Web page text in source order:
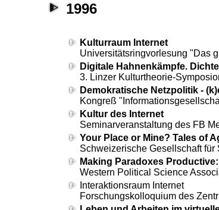
1996
Kulturraum Internet
Universitätsringvorlesung "Das
Digitale Hahnenkämpfe.
3. Linzer Kulturtheorie-
Demokratische Netzpolitik -
Kongreß "
Kultur des Internet
Seminarveranstaltung des FB
Your Place or Mine? Tales of
Schweizerische Gesellschaft
Making Paradoxes
Western Political Science
Interaktionsraum Internet
Forschungskolloquium des